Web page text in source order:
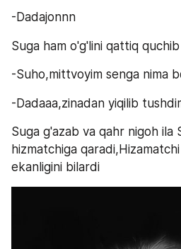
-Dadajonnn
Suga ham o'g'lini qattiq
-Suho,mittvoyim senga nima
-Dadaaa,zinadan yiqilib
Suga g'azab va qahr nigoh ila
hizmatchiga
ekanligini bilardi